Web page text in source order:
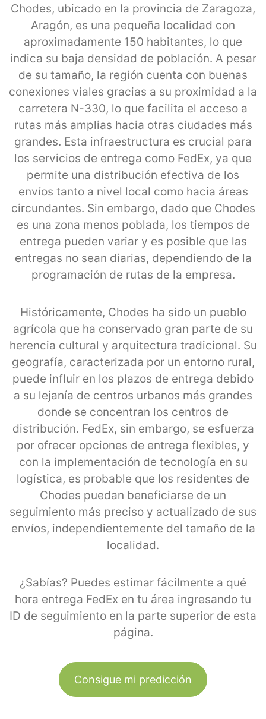
Chodes, ubicado en la provincia de Zaragoza,
Aragón, es una pequeña localidad con
aproximadamente 150 habitantes, lo que
indica su baja densidad de población. A pesar
de su tamaño, la región cuenta con buenas
conexiones viales gracias a su proximidad a la
carretera N-330, lo que facilita el acceso a
rutas más amplias hacia otras ciudades más
grandes. Esta infraestructura es crucial para
los servicios de entrega como FedEx, ya que
permite una distribución efectiva de los
envíos tanto a nivel local como hacia áreas
circundantes. Sin embargo, dado que Chodes
es una zona menos poblada, los tiempos de
entrega pueden variar y es posible que las
entregas no sean diarias, dependiendo de la
programación de rutas de la empresa.
Históricamente, Chodes ha sido un pueblo
agrícola que ha conservado gran parte de su
herencia cultural y arquitectura tradicional. Su
geografía, caracterizada por un entorno rural,
puede influir en los plazos de entrega debido
a su lejanía de centros urbanos más grandes
donde se concentran los centros de
distribución. FedEx, sin embargo, se esfuerza
por ofrecer opciones de entrega flexibles, y
con la implementación de tecnología en su
logística, es probable que los residentes de
Chodes puedan beneficiarse de un
seguimiento más preciso y actualizado de sus
envíos, independientemente del tamaño de la
localidad.
¿Sabías? Puedes estimar fácilmente a qué
hora entrega FedEx en tu área ingresando tu
ID de seguimiento en la parte superior de esta
página.
Consigue mi predicción